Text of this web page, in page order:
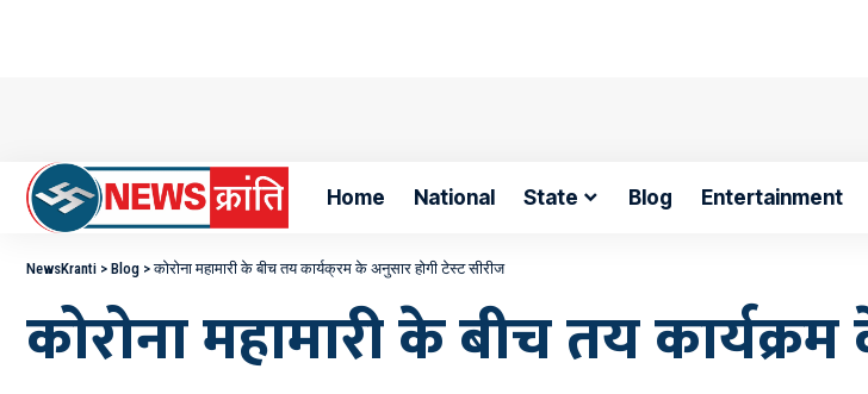
Home National State Blog Entertainment
NewsKranti > Blog >कोरोना महामारी के बीच तय कार्यक्रम के अनुसार होगी टेस्ट सीरीज
कोरोना महामारी के बीच तय